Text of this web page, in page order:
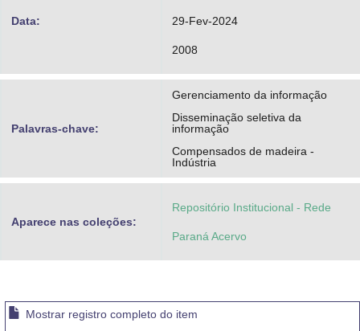
Data: 29-Fev-2024
2008
Palavras-chave:
Gerenciamento da informação
Disseminação seletiva da
informação
Compensados de madeira -
Indústria
Aparece nas coleções:
Repositório Institucional - Rede
Paraná Acervo
Mostrar registro completo do item